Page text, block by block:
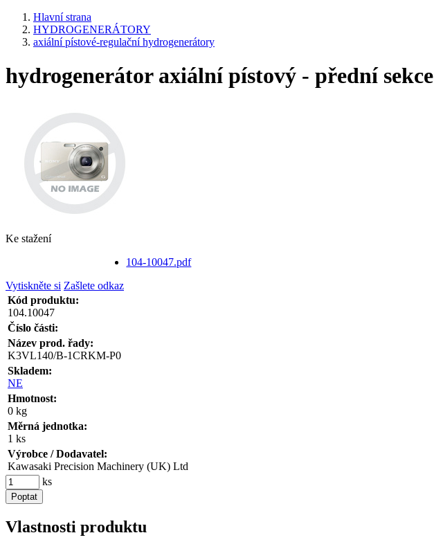
Hlavní strana
HYDROGENERÁTORY
axiální pístové-regulační hydrogenerátory
hydrogenerátor axiální pístový - přední sekce
Ke stažení
104-10047.pdf
Vytiskněte si Zašlete odkaz
Kód produktu:
104.10047
Číslo části:
Název prod. řady:
K3VL140/B-1CRKM-P0
Skladem:
NE
Hmotnost:
0 kg
Měrná jednotka:
1 ks
Výrobce / Dodavatel:
Kawasaki Precision Machinery (UK) Ltd
ks
Poptat
Vlastnosti produktu